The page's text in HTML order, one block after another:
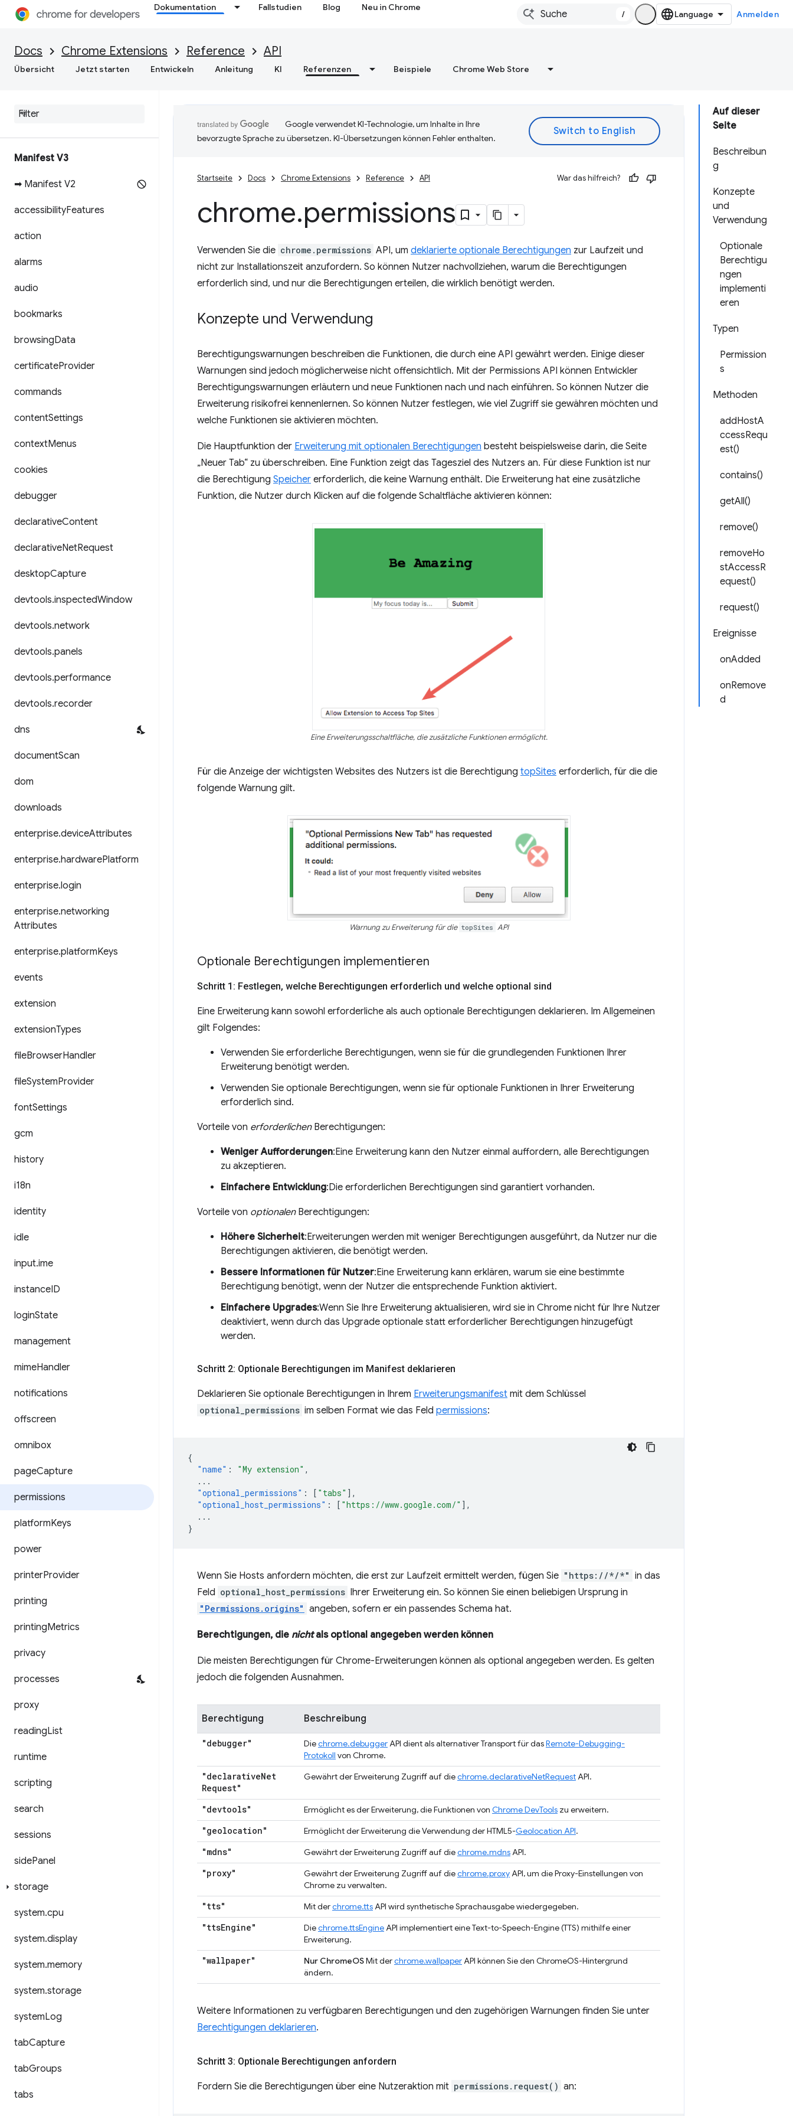
Dokumentation Fallstudien Blog Neu in Chrome
/ Anmelden
Docs Chrome Extensions Reference API
Übersicht Jetzt starten Entwickeln Anleitung KI Referenzen Beispiele Chrome Web Store
Manifest V3
➡ Manifest V2
accessibilityFeatures
action
alarms
audio
bookmarks
browsingData
certificateProvider
commands
contentSettings
contextMenus
cookies
debugger
declarativeContent
declarativeNetRequest
desktopCapture
devtools.inspectedWindow
devtools.network
devtools.panels
devtools.performance
devtools.recorder
dns
documentScan
dom
downloads
enterprise.deviceAttributes
enterprise.hardwarePlatform
enterprise.login
enterprise.networking
Attributes
enterprise.platformKeys
events
extension
extensionTypes
fileBrowserHandler
fileSystemProvider
fontSettings
gcm
history
i18n
identity
idle
input.ime
instanceID
loginState
management
mimeHandler
notifications
offscreen
omnibox
pageCapture
permissions
platformKeys
power
printerProvider
printing
printingMetrics
privacy
processes
proxy
readingList
runtime
scripting
search
sessions
sidePanel
storage
system.cpu
system.display
system.memory
system.storage
systemLog
tabCapture
tabGroups
tabs
Auf dieser
Seite
Beschreibun
g
Konzepte
und
Verwendung
Optionale
Berechtigu
ngen
implementi
eren
Typen
Permission
s
Methoden
addHostA
ccessRequ
est()
contains()
getAll()
remove()
removeHo
stAccessR
equest()
request()
Ereignisse
onAdded
onRemove
d
Google verwendet KI-Technologie, um Inhalte in Ihre
bevorzugte Sprache zu übersetzen. KI-Übersetzungen können Fehler enthalten.
Startseite Docs Chrome Extensions Reference API War das hilfreich?
chrome.permissions
Verwenden Sie die chrome.permissions API, um deklarierte optionale Berechtigungen zur Laufzeit und
nicht zur Installationszeit anzufordern. So können Nutzer nachvollziehen, warum die Berechtigungen
erforderlich sind, und nur die Berechtigungen erteilen, die wirklich benötigt werden.
Konzepte und Verwendung
Berechtigungswarnungen beschreiben die Funktionen, die durch eine API gewährt werden. Einige dieser
Warnungen sind jedoch möglicherweise nicht offensichtlich. Mit der Permissions API können Entwickler
Berechtigungswarnungen erläutern und neue Funktionen nach und nach einführen. So können Nutzer die
Erweiterung risikofrei kennenlernen. So können Nutzer festlegen, wie viel Zugriff sie gewähren möchten und
welche Funktionen sie aktivieren möchten.
Die Hauptfunktion der Erweiterung mit optionalen Berechtigungen besteht beispielsweise darin, die Seite
„Neuer Tab“ zu überschreiben. Eine Funktion zeigt das Tagesziel des Nutzers an. Für diese Funktion ist nur
die Berechtigung Speicher erforderlich, die keine Warnung enthält. Die Erweiterung hat eine zusätzliche
Funktion, die Nutzer durch Klicken auf die folgende Schaltfläche aktivieren können:
Eine Erweiterungsschaltfläche, die zusätzliche Funktionen ermöglicht.
Für die Anzeige der wichtigsten Websites des Nutzers ist die Berechtigung topSites erforderlich, für die die
folgende Warnung gilt.
Warnung zu Erweiterung für die topSites API
Optionale Berechtigungen implementieren
Schritt 1: Festlegen, welche Berechtigungen erforderlich und welche optional sind
Eine Erweiterung kann sowohl erforderliche als auch optionale Berechtigungen deklarieren. Im Allgemeinen
gilt Folgendes:
Verwenden Sie erforderliche Berechtigungen, wenn sie für die grundlegenden Funktionen Ihrer
Erweiterung benötigt werden.
Verwenden Sie optionale Berechtigungen, wenn sie für optionale Funktionen in Ihrer Erweiterung
erforderlich sind.
Vorteile von erforderlichenBerechtigungen:
Weniger Aufforderungen:Eine Erweiterung kann den Nutzer einmal auffordern, alle Berechtigungen
zu akzeptieren.
Einfachere Entwicklung:Die erforderlichen Berechtigungen sind garantiert vorhanden.
Vorteile von optionalenBerechtigungen:
Höhere Sicherheit:Erweiterungen werden mit weniger Berechtigungen ausgeführt, da Nutzer nur die
Berechtigungen aktivieren, die benötigt werden.
Bessere Informationen für Nutzer:Eine Erweiterung kann erklären, warum sie eine bestimmte
Berechtigung benötigt, wenn der Nutzer die entsprechende Funktion aktiviert.
Einfachere Upgrades:Wenn Sie Ihre Erweiterung aktualisieren, wird sie in Chrome nicht für Ihre Nutzer
deaktiviert, wenn durch das Upgrade optionale statt erforderlicher Berechtigungen hinzugefügt
werden.
Schritt 2: Optionale Berechtigungen im Manifest deklarieren
Deklarieren Sie optionale Berechtigungen in Ihrem Erweiterungsmanifest mit dem Schlüssel
optional_permissions im selben Format wie das Feld permissions:
{
"name" : "My extension" ,
...
"optional_permissions" : [ "tabs" ],
"optional_host_permissions" : [ "https://www.google.com/" ],
...
}
Wenn Sie Hosts anfordern möchten, die erst zur Laufzeit ermittelt werden, fügen Sie "https://*/*" in das
Feld optional_host_permissions Ihrer Erweiterung ein. So können Sie einen beliebigen Ursprung in
"Permissions.origins" angeben, sofern er ein passendes Schema hat.
Berechtigungen, die nichtals optional angegeben werden können
Die meisten Berechtigungen für Chrome-Erweiterungen können als optional angegeben werden. Es gelten
jedoch die folgenden Ausnahmen.
Berechtigung Beschreibung
"debugger" Diechrome.debuggerAPI dient als alternativer Transport für dasRemote-Debugging-
Protokoll von Chrome.
"declarativeNet
Request"
Gewährt der Erweiterung Zugriff auf diechrome.declarativeNetRequestAPI.
"devtools" Ermöglicht es der Erweiterung, die Funktionen von Chrome DevTools zu erweitern.
"geolocation" Ermöglicht der Erweiterung die Verwendung der HTML5-Geolocation API.
"mdns" Gewährt der Erweiterung Zugriff auf diechrome.mdnsAPI.
"proxy" Gewährt der Erweiterung Zugriff auf diechrome.proxyAPI, um die Proxy-Einstellungen von
Chrome zu verwalten.
"tts" Mit derchrome.ttsAPI wird synthetische Sprachausgabe wiedergegeben.
"ttsEngine" Diechrome.ttsEngineAPI implementiert eine Text-to-Speech-Engine (TTS) mithilfe einer
Erweiterung.
"wallpaper" Nur ChromeOSMit derchrome.wallpaperAPI können Sie den ChromeOS-Hintergrund
ändern.
Weitere Informationen zu verfügbaren Berechtigungen und den zugehörigen Warnungen finden Sie unter
Berechtigungen deklarieren.
Schritt 3: Optionale Berechtigungen anfordern
Fordern Sie die Berechtigungen über eine Nutzeraktion mit permissions.request() an: